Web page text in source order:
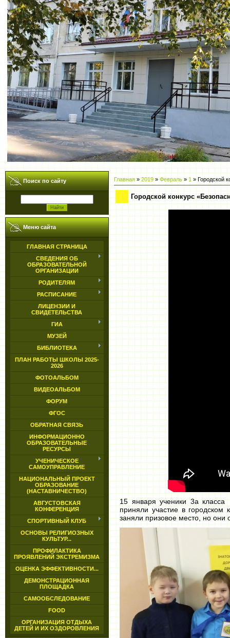
Поиск по сайту
Меню сайта
ГЛАВНАЯ СТРАНИЦА
СВЕДЕНИЯ ОБ
ОБРАЗОВАТЕЛЬНОЙ
ОРГАНИЗАЦИИ
РОДИТЕЛЯМ
РАСПИСАНИЕ
ЛИЦЕНЗИИ И
СВИДЕТЕЛЬСТВА
ГИА
МУЗЕЙ
БИБЛИОТЕКА
ПЛАН РАБОТЫ ШКОЛЫ 2025-
2026
ФОТОАЛЬБОМ
ВИДЕОАЛЬБОМ
ФОРУМ
ФГОС
ОБРАТНАЯ СВЯЗЬ
ИНФОРМАЦИОННО
ОБРАЗОВАТЕЛЬНЫЕ
РЕСУРСЫ
УЧЕНИЧЕСКОЕ
САМОУПРАВЛЕНИЕ
НАЦИОНАЛЬНЫЙ ПРОЕКТ
ОБРАЗОВАНИЕ
(НАСТАВНИЧЕСТВО)
АВГУСТОВСКАЯ
КОНФЕРЕНЦИЯ
СПОРТИВНЫЙ КЛУБ
ОСНОВЫ РЕЛИГИОЗНЫХ
КУЛЬТУР...
ПРОФИЛАКТИКА
ПРОЯВЛЕНИЙ ЭКСТРЕМИЗМА
ОЦЕНКА ЭФФЕКТИВНОСТИ...
ДЕМОНСТРАЦИОННАЯ
ПЛОЩАДКА
САМООБСЛЕДОВАНИЕ
FOOD
ОРГАНИЗАЦИЯ ОТДЫХА
ДЕТЕЙ И ИХ ОЗДОРОВЛЕНИЯ
Главная»2019 » Февраль » 1» Городской
Городской конкурс
15 января ученики 3а
приняли участие в
заняли призовое место, но они